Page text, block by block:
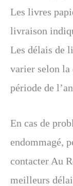
Les livres
livraison
Les délais de
varier selon la
période de
En cas de
endommagé,
contacter Au
meilleurs